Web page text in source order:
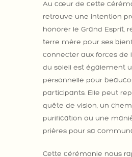
Au cœur de cette
retrouve une intention
honorer le Grand Esprit,
terre mère pour ses
connecter aux forces de
du soleil est également
personnelle pour
participants. Elle peut
quête de vision, un
purification ou une
prières pour sa
Cette cérémonie nous